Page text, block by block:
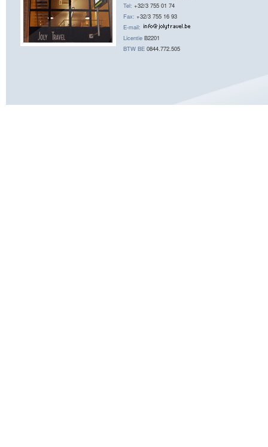
Tel: +32/3 755 01 74
Fax: +32/3 755 16 93
E-mail:
Licentie B2201
BTW BE 0844.772.505